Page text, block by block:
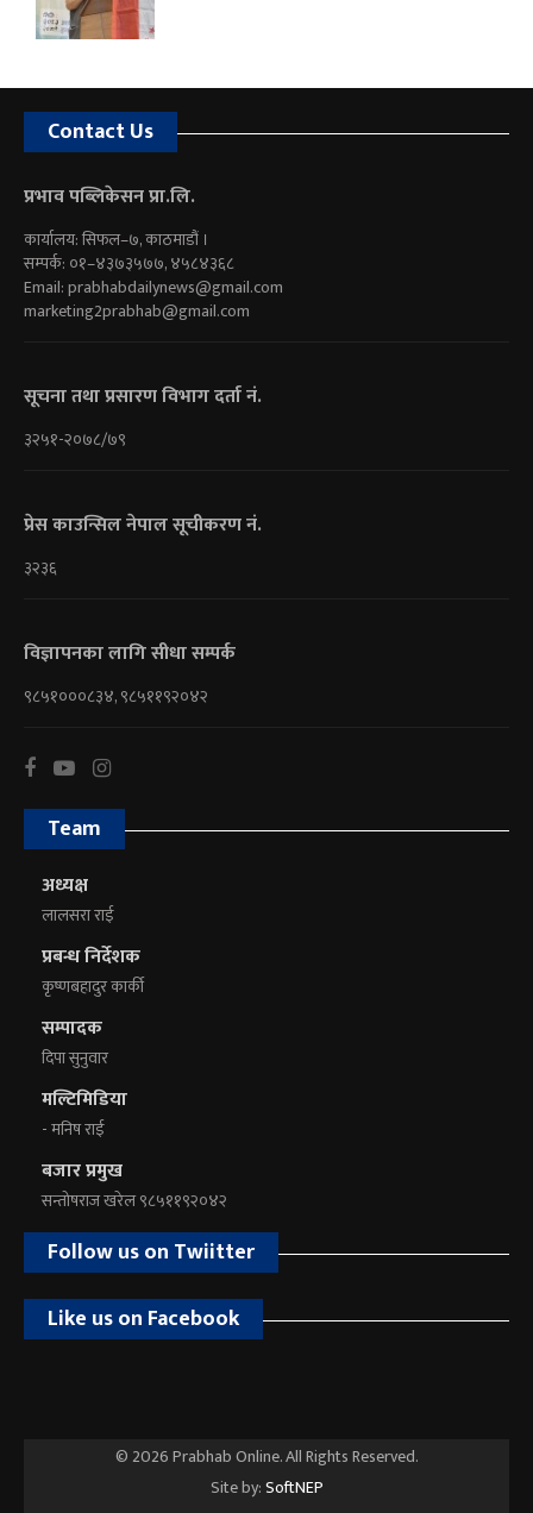
Contact Us
प्रभाव पब्लिकेसन प्रा.लि.
कार्यालय: सिफल–७, काठमाडौं ।
सम्पर्क: ०१–४३७३५७७, ४५८४३६८
Email:prabhabdailynews@gmail.com
marketing2prabhab@gmail.com
सूचना तथा प्रसारण विभाग दर्ता नं.
३२५१-२०७८/७९
प्रेस काउन्सिल नेपाल सूचीकरण नं.
३२३६
विज्ञापनका लागि सीधा सम्पर्क
९८५१०००८३४, ९८५११९२०४२
Team
अध्यक्ष
लालसरा राई
प्रबन्ध निर्देशक
कृष्णबहादुर कार्की
सम्पादक
दिपा सुनुवार
मल्टिमिडिया
- मनिष राई
बजार प्रमुख
सन्तोषराज खरेल ९८५११९२०४२
Follow us on Twiitter
Like us on Facebook
© 2026 Prabhab Online. All Rights Reserved.
Site by:SoftNEP